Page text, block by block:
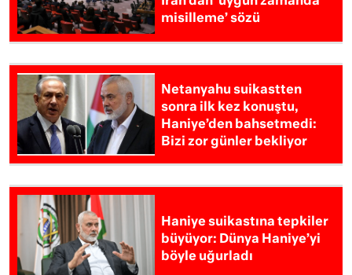
misilleme’ sözü
Netanyahu suikastten
sonra ilk kez konuştu,
Haniye’den bahsetmedi:
Bizi zor günler bekliyor
Haniye suikastına tepkiler
büyüyor: Dünya Haniye’yi
böyle uğurladı